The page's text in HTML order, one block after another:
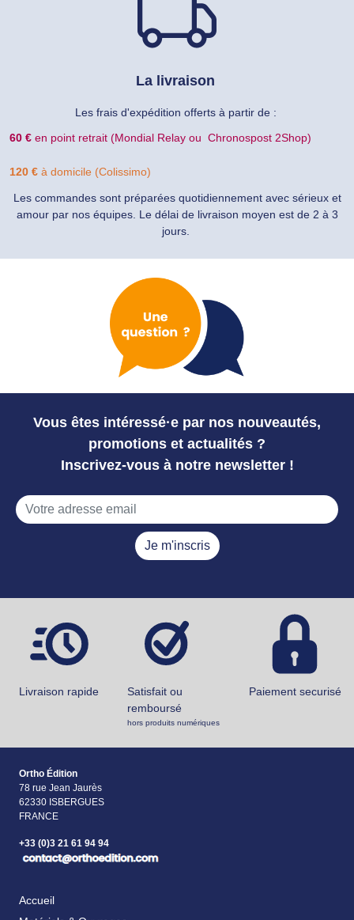
La livraison
Les frais d'expédition offerts à partir de :
60 € en point retrait (Mondial Relay ou Chronospost 2Shop)
120 € à domicile (Colissimo)
Les commandes sont préparées quotidiennement avec sérieux et
amour par nos équipes. Le délai de livraison moyen est de 2 à 3
jours.
Vous êtes intéressé·e par nos nouveautés,
promotions et actualités ?
Inscrivez-vous à notre newsletter !
Je m'inscris
Livraison rapide
Satisfait ou
remboursé
hors produits numériques
Paiement securisé
Ortho Édition
78 rue Jean Jaurès
62330 ISBERGUES
FRANCE
+33 (0)3 21 61 94 94
Accueil